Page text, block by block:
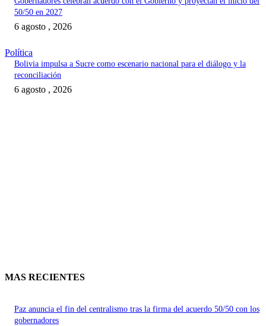
50/50 en 2027
6 agosto , 2026
Política
Bolivia impulsa a Sucre como escenario nacional para el diálogo y la
reconciliación
6 agosto , 2026
MAS RECIENTES
Paz anuncia el fin del centralismo tras la firma del acuerdo 50/50 con los
gobernadores